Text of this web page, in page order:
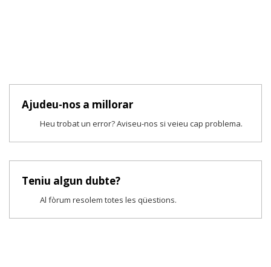
Ajudeu-nos a millorar
Heu trobat un error? Aviseu-nos si veieu cap problema.
Teniu algun dubte?
Al fòrum resolem totes les qüestions.